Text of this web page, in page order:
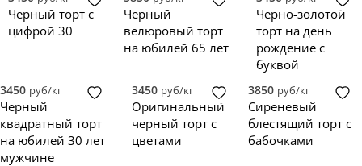
Новинки
Золотой
1
Розовый
1
Сиреневый
3
1
Голубой
0
Желтый
0
0
Изумрудный
4
21
5
0
фотопечать
надпись
топпер
голый торт
велюр
без мастики
прямоугольник
сердце
Черный торт с
цифрой 30
Черный
велюровый торт
на юбилей 65 лет
Черно-золотой
торт на день
рождение с
буквой
3450 руб/кг
Черный
квадратный торт
на юбилей 30 лет
мужчине
3450 руб/кг
Оригинальный
черный торт с
цветами
3850 руб/кг
Сиреневый
блестящий торт с
бабочками